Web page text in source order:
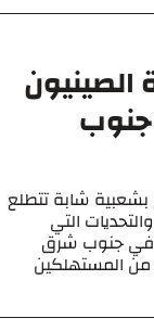
الصينيون
جنوب
شابة تتطلع
التي
في جنوب شرق
من المستهلكين